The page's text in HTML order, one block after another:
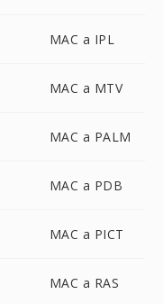
MAC a IPL
MAC a MTV
MAC a PALM
MAC a PDB
MAC a PICT
MAC a RAS